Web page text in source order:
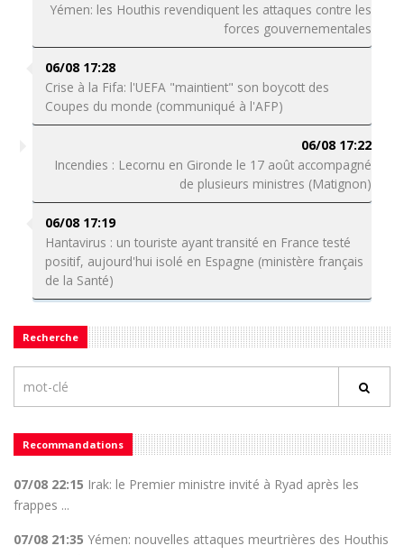
Yémen: les Houthis revendiquent les attaques contre les
forces gouvernementales
06/08 17:28
Crise à la Fifa: l'UEFA "maintient" son boycott des
Coupes du monde (communiqué à l'AFP)
06/08 17:22
Incendies : Lecornu en Gironde le 17 août accompagné
de plusieurs ministres (Matignon)
06/08 17:19
Hantavirus : un touriste ayant transité en France testé
positif, aujourd'hui isolé en Espagne (ministère français
de la Santé)
Recherche
Recommandations
07/08 22:15 Irak: le Premier ministre invité à Ryad après les
frappes ...
07/08 21:35 Yémen: nouvelles attaques meurtrières des Houthis